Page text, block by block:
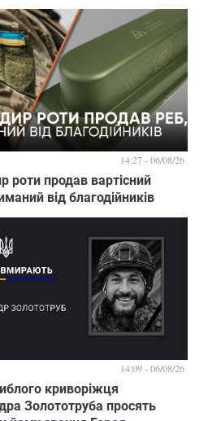
роти продав вартісний
від благодійників
14:27 - 06/08/26
криворіжця
Золототруба просять
14:09 - 06/08/26